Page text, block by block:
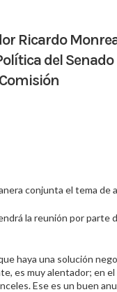
Ricardo
del Senado
conjunta el tema de
la reunión por parte
haya una solución
es muy alentador; en
Ese es un buen